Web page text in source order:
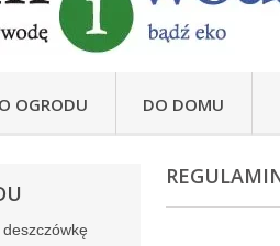
OGRODU DO DOMU